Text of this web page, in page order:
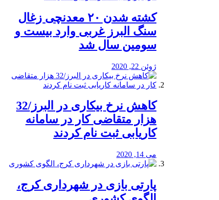
کشته شدن ۲۰ معدنچی زغال
سنگ البرز غربی وارد بیست و
سومین سال شد
ژوئن 22, 2020
کاهش نرخ بیکاری در البرز/32
هزار متقاضی کار در سامانه
کاریابی ثبت نام کردند
می 14, 2020
پارتی بازی در شهرداری کرج،